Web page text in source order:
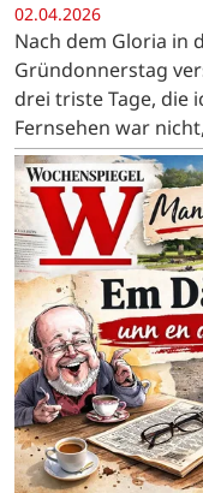
02.04.2026
Nach dem Gloria in
Gründonnerstag
drei triste Tage, die
Fernsehen war
Essen war
Kartoffeln,